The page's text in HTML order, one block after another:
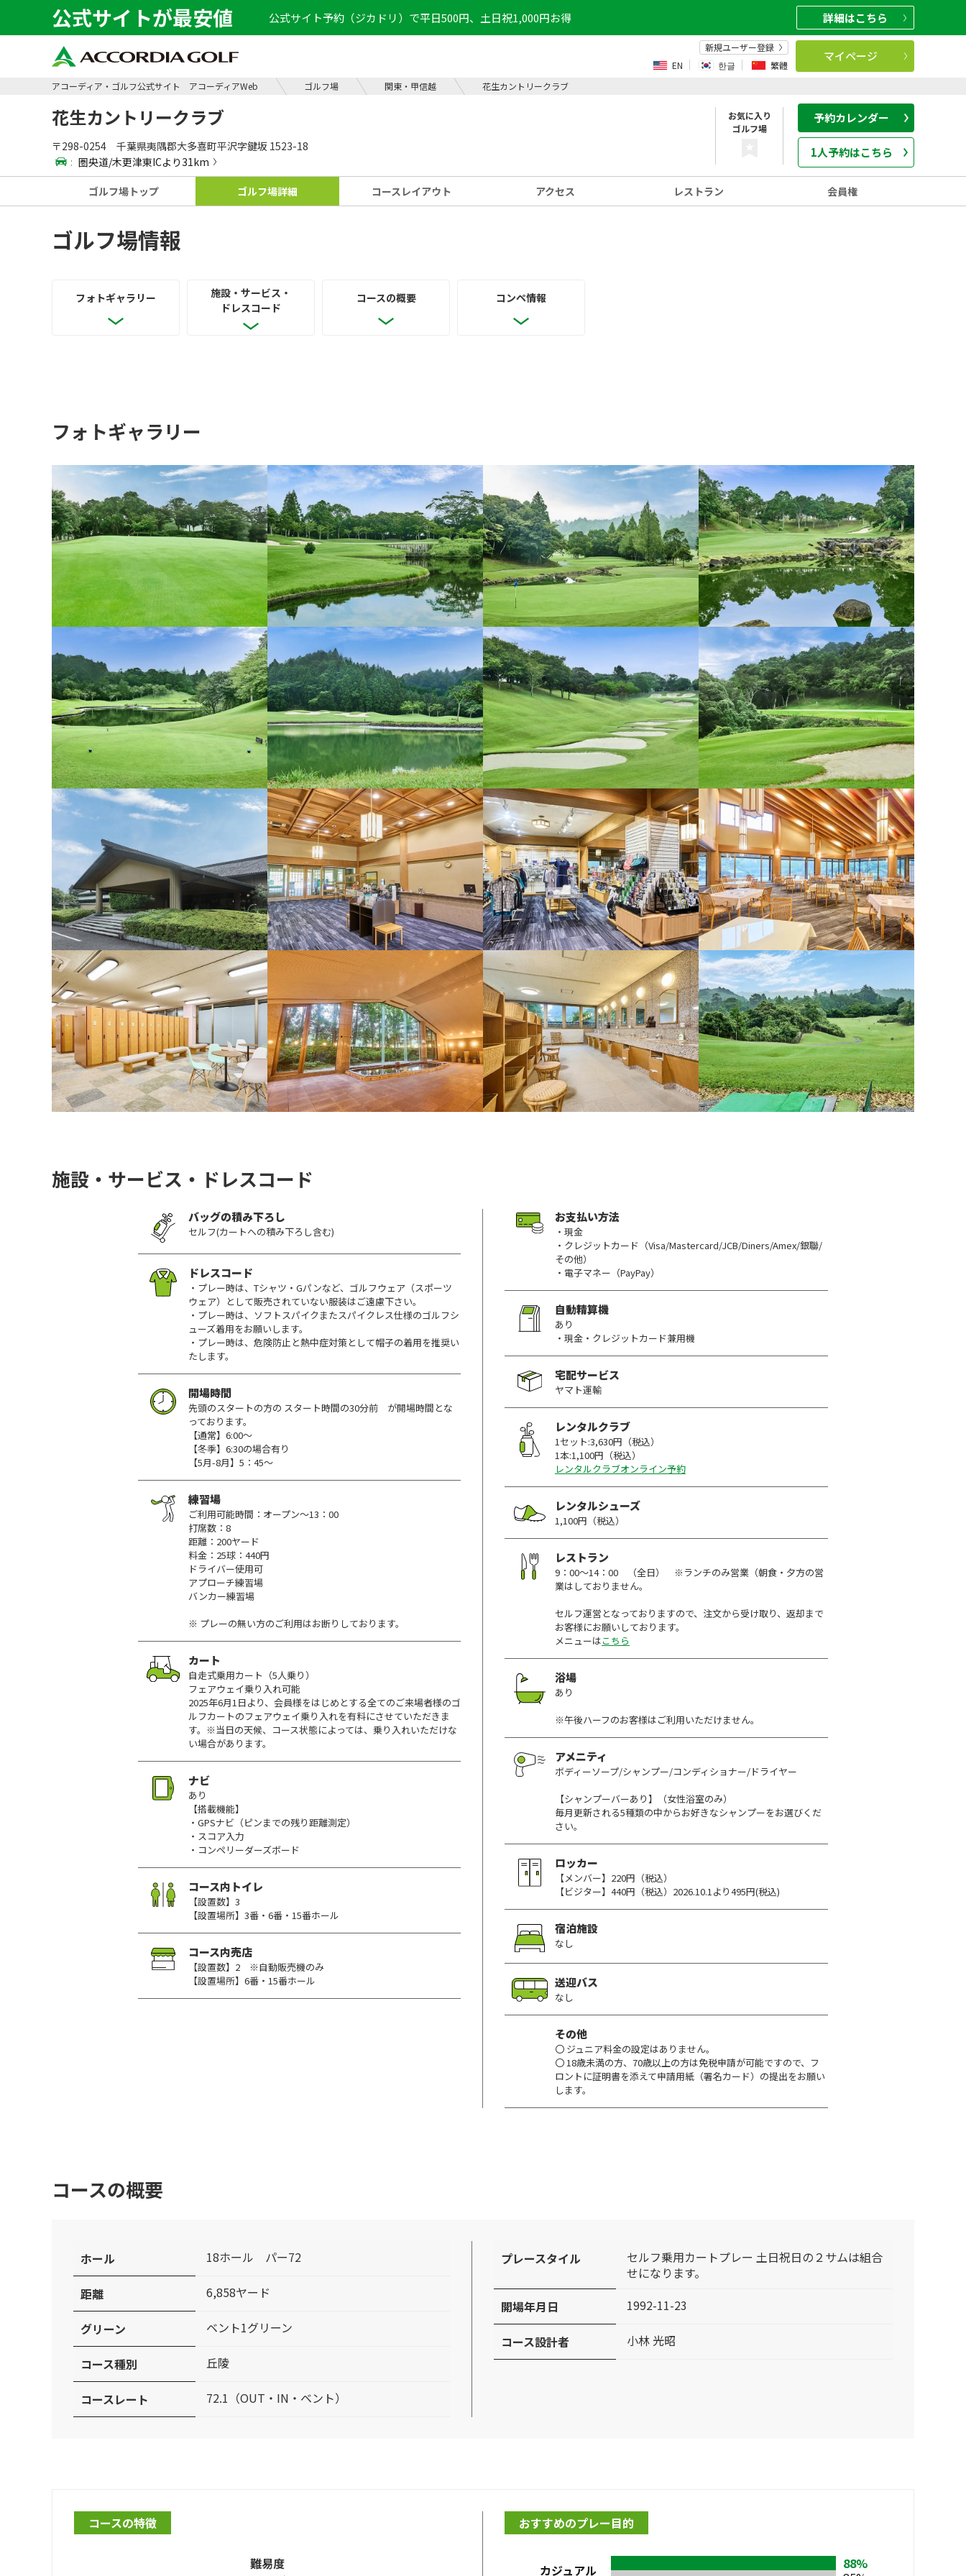
公式サイトが最安値 公式サイト予約（ジカドリ）で平日500円、土日祝1,000円お得 詳細はこちら
新規ユーザー登録
EN
한글 繁體
マイページ
アコーディア・ゴルフ公式サイト アコーディアWeb ゴルフ場 関東・甲信越 花生カントリークラブ
花生カントリークラブ
〒298-0254 千葉県夷隅郡大多喜町平沢字鍵坂 1523-18
: 圏央道/木更津東ICより31km
お気に入り
ゴルフ場
予約カレンダー
1人予約はこちら
ゴルフ場 トップ ゴルフ場詳細 コース レイアウト アクセス レストラン 会員権
ゴルフ場情報
フォトギャラリー
施設・サービス・
ドレスコード
コースの概要 コンペ情報
フォトギャラリー
施設・サービス・ドレスコード
バッグの積み下ろし
セルフ(カートへの積み下ろし含む)
ドレスコード
・プレー時は、Tシャツ・Gパンなど、ゴルフウェア（スポーツ
ウェア）として販売されていない服装はご遠慮下さい。
・プレー時は、ソフトスパイクまたスパイクレス仕様のゴルフシ
ューズ着用をお願いします。
・プレー時は、危険防止と熱中症対策として帽子の着用を推奨い
たします。
開場時間
先頭のスタートの方の スタート時間の30分前 が開場時間とな
っております。
【通常】6:00～
【冬季】6:30の場合有り
【5月-8月】5：45～
練習場
ご利用可能時間：オープン～13：00
打席数：8
距離：200ヤード
料金：25球：440円
ドライバー使用可
アプローチ練習場
バンカー練習場
※ プレーの無い方のご利用はお断りしております。
カート
自走式乗用カート（5人乗り）
フェアウェイ乗り入れ可能
2025年6月1日より、会員様をはじめとする全てのご来場者様のゴ
ルフカートのフェアウェイ乗り入れを有料にさせていただきま
す。※当日の天候、コース状態によっては、乗り入れいただけな
い場合があります。
ナビ
あり
【搭載機能】
・GPSナビ（ピンまでの残り距離測定）
・スコア入力
・コンペリーダーズボード
コース内トイレ
【設置数】3
【設置場所】3番・6番・15番ホール
コース内売店
【設置数】2 ※自動販売機のみ
【設置場所】6番・15番ホール
お支払い方法
・現金
・クレジットカード（Visa/Mastercard/JCB/Diners/Amex/銀聯/
その他）
・電子マネー（PayPay）
自動精算機
あり
・現金・クレジットカード兼用機
宅配サービス
ヤマト運輸
レンタルクラブ
1セット:3,630円（税込）
1本:1,100円（税込）
レンタルクラブオンライン予約
レンタルシューズ
1,100円（税込）
レストラン
9：00～14：00 （全日） ※ランチのみ営業（朝食・夕方の営
業はしておりません。
セルフ運営となっておりますので、注文から受け取り、返却まで
お客様にお願いしております。
メニューはこちら
浴場
あり
※午後ハーフのお客様はご利用いただけません。
アメニティ
ボディーソープ/シャンプー/コンディショナー/ドライヤー
【シャンプーバーあり】（女性浴室のみ）
毎月更新される5種類の中からお好きなシャンプーをお選びくだ
さい。
ロッカー
【メンバー】220円（税込）
【ビジター】440円（税込）2026.10.1より495円(税込)
宿泊施設
なし
送迎バス
なし
その他
〇 ジュニア料金の設定はありません。
〇 18歳未満の方、70歳以上の方は免税申請が可能ですので、フ
ロントに証明書を添えて申請用紙（署名カード）の提出をお願い
します。
コースの概要
ホール 18ホール パー72
距離 6,858ヤード
グリーン ベント1グリーン
コース種別 丘陵
コースレート 72.1（OUT・IN・ベント）
プレースタイル
セルフ乗用カートプレー 土日祝日の２サムは組合
せになります。
開場年月日
1992-11-23
コース設計者 小林 光昭
コースの特徴
難易度
おすすめのプレー目的
カジュアル
88%